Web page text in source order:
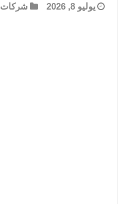
يوليو 8, 2026 شركات